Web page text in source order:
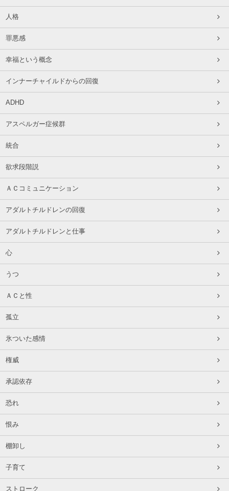
人格
罪悪感
幸福という概念
インナーチャイルドからの回復
ADHD
アスペルガー症候群
統合
欲求段階説
ＡＣコミュニケーション
アダルトチルドレンの回復
アダルトチルドレンと仕事
心
うつ
ＡＣと性
孤立
氷ついた感情
権威
承認依存
恐れ
恨み
棚卸し
子育て
ストローク